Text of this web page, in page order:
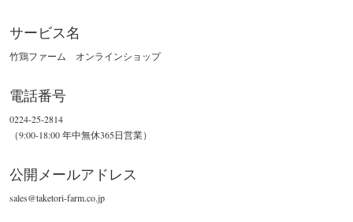
サービス名
竹鶏ファーム オンラインショップ
電話番号
0224-25-2814
（9:00-18:00 年中無休365日営業）
公開メールアドレス
sales@taketori-farm.co.jp